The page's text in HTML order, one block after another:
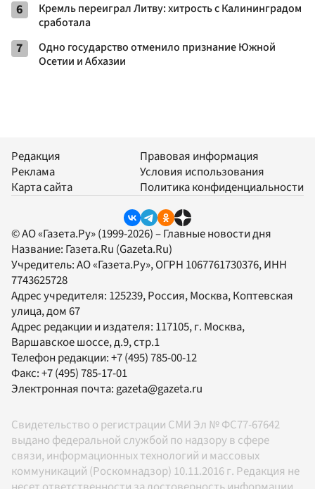
6
Кремль переиграл Литву: хитрость с Калининградом
сработала
7
Одно государство отменило признание Южной
Осетии и Абхазии
Редакция
Реклама
Карта сайта
Правовая информация
Условия использования
Политика конфиденциальности
© АО «Газета.Ру» (1999-2026) – Главные новости дня
Название: Газета.Ru (Gazeta.Ru)
Учредитель:АО «Газета.Ру», ОГРН 1067761730376, ИНН
7743625728
Адрес учредителя: 125239, Россия, Москва, Коптевская
улица, дом 67
Адрес редакции и издателя: 117105, г. Москва,
Варшавское шоссе, д.9, стр.1
Телефон редакции:+7 (495) 785-00-12
Факс:+7 (495) 785-17-01
Электронная почта:gazeta@gazeta.ru
Свидетельство о регистрации СМИ Эл № ФС77-67642
выдано федеральной службой по надзору в сфере
связи, информационных технологий и массовых
коммуникаций (Роскомнадзор) 10.11.2016 г. Редакция не